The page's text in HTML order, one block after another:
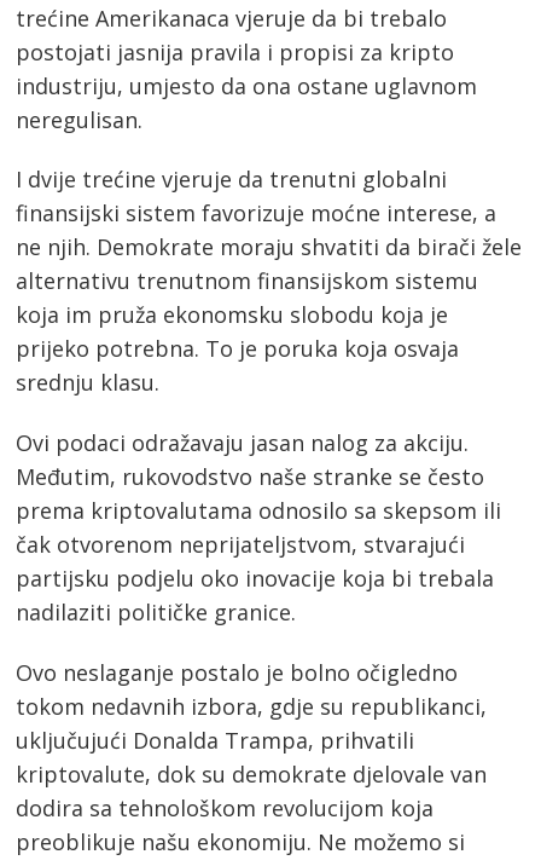
trećine Amerikanaca vjeruje da bi trebalo
postojati jasnija pravila i propisi za kripto
industriju, umjesto da ona ostane uglavnom
neregulisan.
I dvije trećine vjeruje da trenutni globalni
finansijski sistem favorizuje moćne interese, a
ne njih. Demokrate moraju shvatiti da birači žele
alternativu trenutnom finansijskom sistemu
koja im pruža ekonomsku slobodu koja je
prijeko potrebna. To je poruka koja osvaja
srednju klasu.
Ovi podaci odražavaju jasan nalog za akciju.
Međutim, rukovodstvo naše stranke se često
prema kriptovalutama odnosilo sa skepsom ili
čak otvorenom neprijateljstvom, stvarajući
partijsku podjelu oko inovacije koja bi trebala
nadilaziti političke granice.
Ovo neslaganje postalo je bolno očigledno
tokom nedavnih izbora, gdje su republikanci,
uključujući Donalda Trampa, prihvatili
kriptovalute, dok su demokrate djelovale van
dodira sa tehnološkom revolucijom koja
preoblikuje našu ekonomiju. Ne možemo si